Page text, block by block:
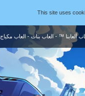
This site uses
ألعابنا ™ - العاب بنات - العاب مكياج